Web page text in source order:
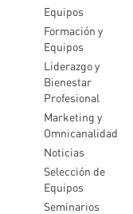
Equipos
Formación y
Equipos
Liderazgo y
Bienestar
Profesional
Marketing y
Omnicanalidad
Noticias
Selección de
Equipos
Seminarios